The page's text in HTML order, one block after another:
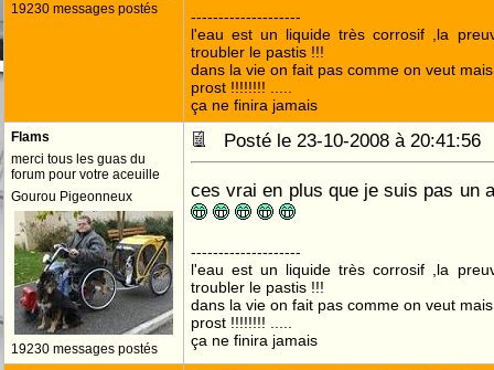
19230 messages postés
--------------------
l'eau est un liquide très corrosif ,la
troubler le pastis !!!
dans la vie on fait pas comme on veut
prost !!!!!!!! .....
ça ne finira jamais
Flams
merci tous les guas du
forum pour votre aceuille
Gourou Pigeonneux
19230 messages postés
Posté le 23-10-2008 à
ces vrai en plus que je suis pas un
--------------------
l'eau est un liquide très corrosif ,la
troubler le pastis !!!
dans la vie on fait pas comme on veut
prost !!!!!!!! .....
ça ne finira jamais